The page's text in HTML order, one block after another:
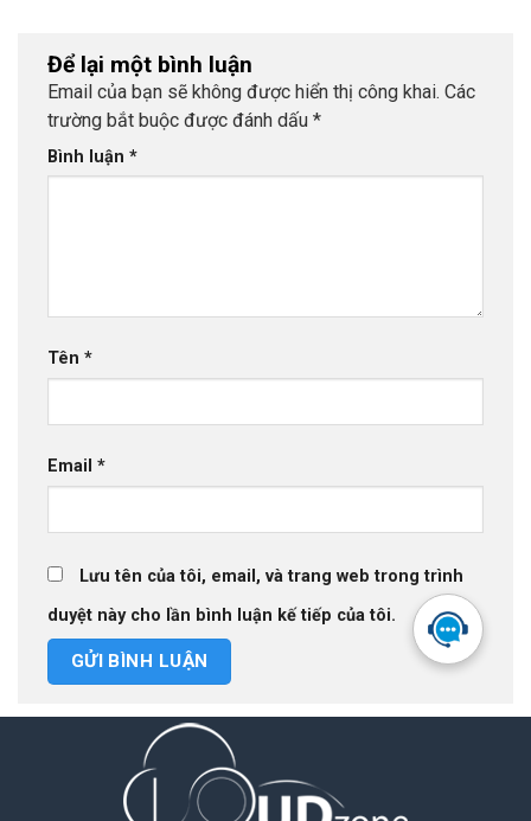
Để lại một bình luận
Email của bạn sẽ không được hiển thị công khai. Các
trường bắt buộc được đánh dấu *
Bình luận *
Tên *
Email *
Lưu tên của tôi, email, và trang web trong trình
duyệt này cho lần bình luận kế tiếp của tôi.